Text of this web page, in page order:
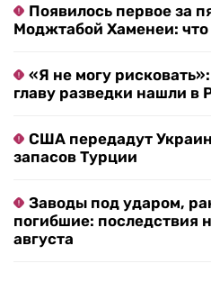
Появилось первое за
Моджтабой Хаменеи: что
«Я не могу
главу разведки нашли в
США передадут
запасов Турции
Заводы под ударом,
погибшие: последствия
августа